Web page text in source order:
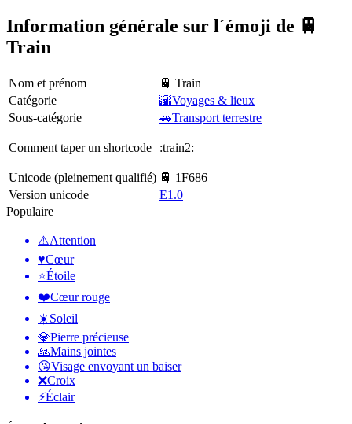
Information générale sur l´émoji de 🚆
Train
Nom et prénom
🚆 Train
Catégorie
🌇Voyages & lieux
Sous-catégorie
🚗Transport terrestre
Comment taper un shortcode :train2:
Unicode (pleinement qualifié) 🚆 1F686
Version unicode
E1.0
Populaire
⚠️Attention
♥️Cœur
⭐Étoile
❤️Cœur rouge
☀️Soleil
💎Pierre précieuse
🙏Mains jointes
😘Visage envoyant un baiser
❌Croix
⚡Éclair